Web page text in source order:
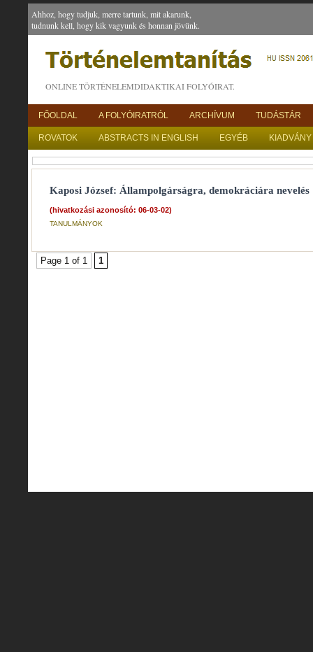
Ahhoz, hogy tudjuk, merre tartunk, mit akarunk,
tudnunk kell, hogy kik vagyunk és honnan jövünk.
ONLINE TÖRTÉNELEMDIDAKTIKAI FOLYÓIRAT.
FŐOLDAL A FOLYÓIRATRÓL ARCHÍVUM TUDÁSTÁR
ROVATOK ABSTRACTS IN ENGLISH EGYÉB
Kaposi József: Állampolgárságra, demokráciára nevelés
(hivatkozási azonosító: 06-03-02)
TANULMÁNYOK
Page 1 of 1 1